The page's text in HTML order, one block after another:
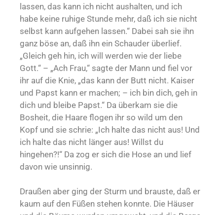
lassen, das kann ich nicht aushalten, und ich
habe keine ruhige Stunde mehr, daß ich sie nicht
selbst kann aufgehen lassen.“ Dabei sah sie ihn
ganz böse an, daß ihn ein Schauder überlief.
„Gleich geh hin, ich will werden wie der liebe
Gott.“ – „Ach Frau,“ sagte der Mann und fiel vor
ihr auf die Knie, „das kann der Butt nicht. Kaiser
und Papst kann er machen; – ich bin dich, geh in
dich und bleibe Papst.“ Da überkam sie die
Bosheit, die Haare flogen ihr so wild um den
Kopf und sie schrie: „Ich halte das nicht aus! Und
ich halte das nicht länger aus! Willst du
hingehen?!“ Da zog er sich die Hose an und lief
davon wie unsinnig.
Draußen aber ging der Sturm und brauste, daß er
kaum auf den Füßen stehen konnte. Die Häuser